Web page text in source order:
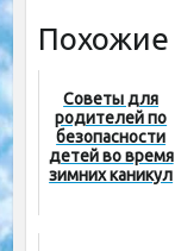
Советы для
родителей по
безопасности
детей во время
зимних каникул